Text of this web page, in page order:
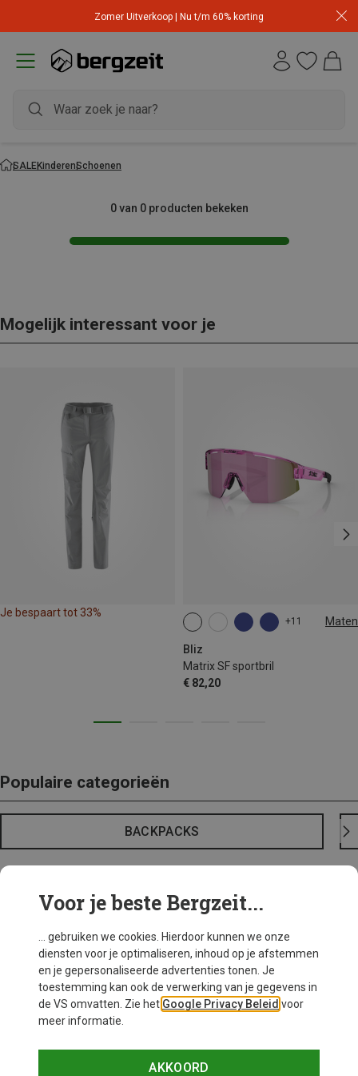
Zomer Uitverkoop | Nu t/m 60% korting
SALEKinderenSchoenen
0 van 0 producten bekeken
Mogelijk interessant voor je
Je bespaart tot 33%
+11 Maten
Bliz
Matrix SF sportbril
€ 82,20
ONE SIZE
Populaire categorieën
BACKPACKS
Voor je beste Bergzeit...
... gebruiken we cookies. Hierdoor kunnen we onze
diensten voor je optimaliseren, inhoud op je afstemmen
en je gepersonaliseerde advertenties tonen. Je
toestemming kan ook de verwerking van je gegevens in
de VS omvatten. Zie het Google Privacy Beleid voor
meer informatie.
AKKOORD